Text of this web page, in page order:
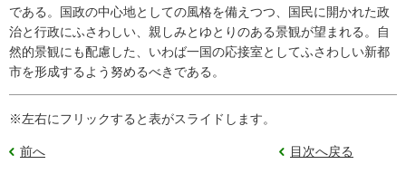
である。国政の中心地としての風格を備えつつ、国民に開かれた政
治と行政にふさわしい、親しみとゆとりのある景観が望まれる。自
然的景観にも配慮した、いわば一国の応接室としてふさわしい新都
市を形成するよう努めるべきである。
※左右にフリックすると表がスライドします。
前へ 目次へ戻る